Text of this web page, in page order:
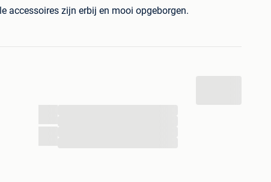
accessoires zijn erbij en mooi opgeborgen.